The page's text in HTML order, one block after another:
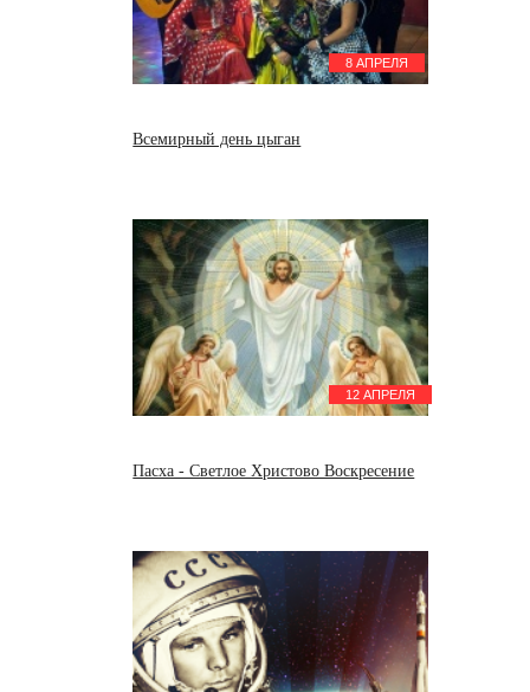
8 АПРЕЛЯ
Всемирный день цыган
12 АПРЕЛЯ
Пасха - Светлое Христово Воскресение